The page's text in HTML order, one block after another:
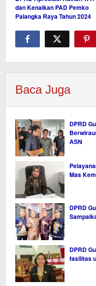
dan Kenaikan PAD Pemko
Palangka Raya Tahun 2024
Baca Juga
DPRD
ASN
Mas
DPRD
DPRD
fasilitas